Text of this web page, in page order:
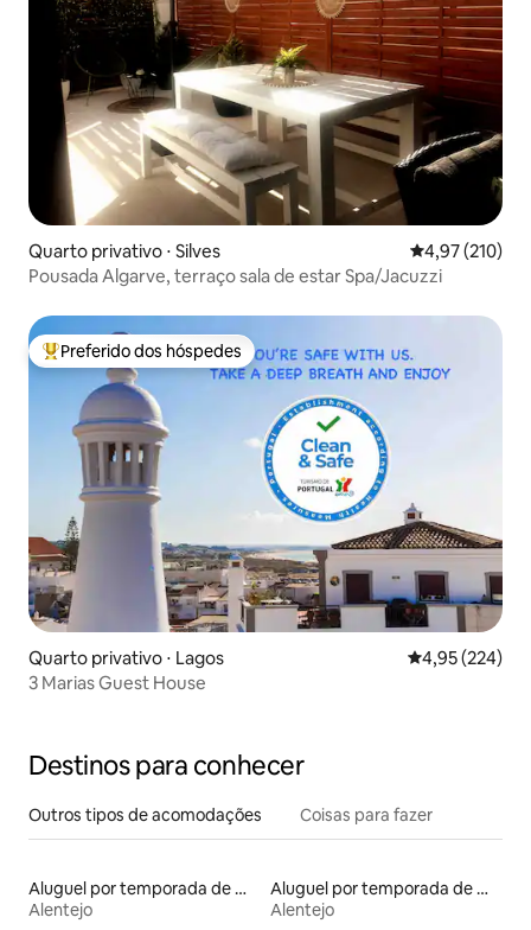
Quarto privativo ⋅ Silves 4,97 de uma
4,97 (210)
Pousada Algarve, terraço sala de estar Spa/Jacuzzi
Entre os melhores preferidos dos hóspedes
Preferido dos hóspedes
Quarto privativo ⋅ Lagos 4,95 de uma
4,95 (224)
3 Marias Guest House
Destinos para conhecer
Outros tipos de acomodações Coisas para fazer
Aluguel por temporada de moinhos
Alentejo
Aluguel por temporada de microcasas
Alentejo